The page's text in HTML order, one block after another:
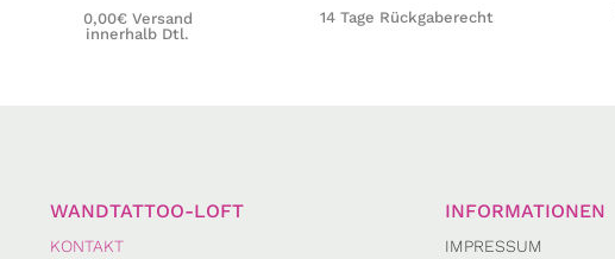
0,00€ Versand
innerhalb Dtl.
14 Tage Rückgaberecht
WANDTATTOO-LOFT
KONTAKT
INFORMATIONEN
IMPRESSUM